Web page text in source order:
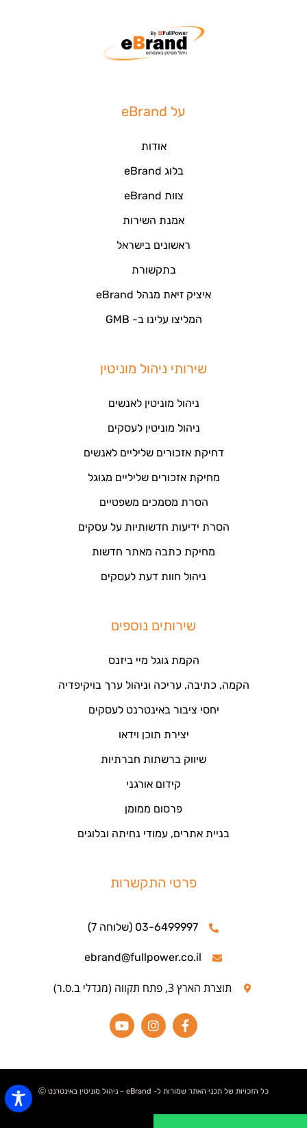
על eBrand
אודות
בלוג eBrand
צוות eBrand
אמנת השירות
ראשונים בישראל
בתקשורת
איציק זיאת מנהל eBrand
המליצו עלינו ב- GMB
שירותי ניהול מוניטין
ניהול מוניטין לאנשים
ניהול מוניטין לעסקים
דחיקת אזכורים שליליים לאנשים
מחיקת אזכורים שליליים מגוגל
הסרת מסמכים משפטיים
הסרת ידיעות חדשותיות על עסקים
מחיקת כתבה מאתר חדשות
ניהול חוות דעת לעסקים
שירותים נוספים
הקמת גוגל מיי ביזנס
הקמה, כתיבה, עריכה וניהול ערך בויקיפדיה
יחסי ציבור באינטרנט לעסקים
יצירת תוכן וידאו
שיווק ברשתות חברתיות
קידום אורגני
פרסום ממומן
בניית אתרים, עמודי נחיתה ובלוגים
פרטי התקשרות
03-6499997 (שלוחה 7)
ebrand@fullpower.co.il
תוצרת הארץ 3, פתח תקווה (מגדלי ב.ס.ר)
כל הזכויות של תכני האתר שמורות ל- eBrand – ניהול מוניטין באינטרנט Ⓒ